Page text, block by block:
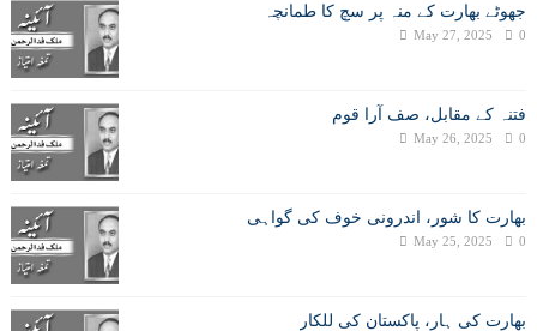
جھوٹے بھارت کے منہ پر سچ کا طمانچہ
May 27, 2025 0
فتنہ کے مقابل، صف آرا قوم
May 26, 2025 0
بھارت کا شور، اندرونی خوف کی گواہی
May 25, 2025 0
بھارت کی ہار، پاکستان کی للکار